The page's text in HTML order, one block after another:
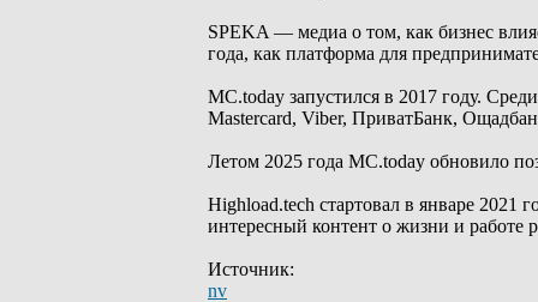
SPEKA — медиа о том, как бизнес
года, как платформа для
MC.today запустился в 2017 году.
Mastercard, Viber, ПриватБанк,
Летом 2025 года MC.today обновило
Highload.tech стартовал в январе 2021
интересный контент о жизни и работе
Источник:
nv